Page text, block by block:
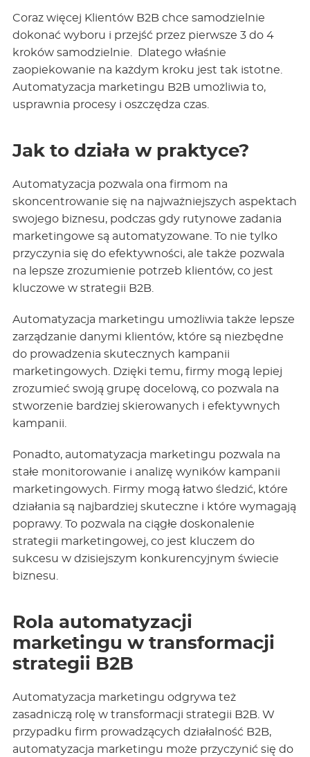
Coraz więcej Klientów B2B chce samodzielnie
dokonać wyboru i przejść przez pierwsze 3 do 4
kroków samodzielnie. Dlatego właśnie
zaopiekowanie na każdym kroku jest tak istotne.
Automatyzacja marketingu B2B umożliwia to,
usprawnia procesy i oszczędza czas.
Jak to działa w praktyce?
Automatyzacja pozwala ona firmom na
skoncentrowanie się na najważniejszych aspektach
swojego biznesu, podczas gdy rutynowe zadania
marketingowe są automatyzowane. To nie tylko
przyczynia się do efektywności, ale także pozwala
na lepsze zrozumienie potrzeb klientów, co jest
kluczowe w strategii B2B.
Automatyzacja marketingu umożliwia także lepsze
zarządzanie danymi klientów, które są niezbędne
do prowadzenia skutecznych kampanii
marketingowych. Dzięki temu, firmy mogą lepiej
zrozumieć swoją grupę docelową, co pozwala na
stworzenie bardziej skierowanych i efektywnych
kampanii.
Ponadto, automatyzacja marketingu pozwala na
stałe monitorowanie i analizę wyników kampanii
marketingowych. Firmy mogą łatwo śledzić, które
działania są najbardziej skuteczne i które wymagają
poprawy. To pozwala na ciągłe doskonalenie
strategii marketingowej, co jest kluczem do
sukcesu w dzisiejszym konkurencyjnym świecie
biznesu.
Rola automatyzacji
marketingu w transformacji
strategii B2B
Automatyzacja marketingu odgrywa też
zasadniczą rolę w transformacji strategii B2B. W
przypadku firm prowadzących działalność B2B,
automatyzacja marketingu może przyczynić się do